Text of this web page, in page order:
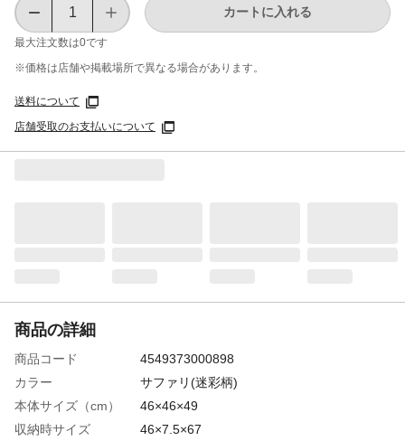
最大注文数は0です
カートに入れる
※価格は​店舗や​掲載場所で​異なる​場合が​あります。
送料について
店舗受取のお支払いについて
商品の詳細
商品コード
4549373000898
カラー
サファリ(迷彩柄)
本体サイズ（cm）
46×46×49
収納時サイズ
46×7.5×67